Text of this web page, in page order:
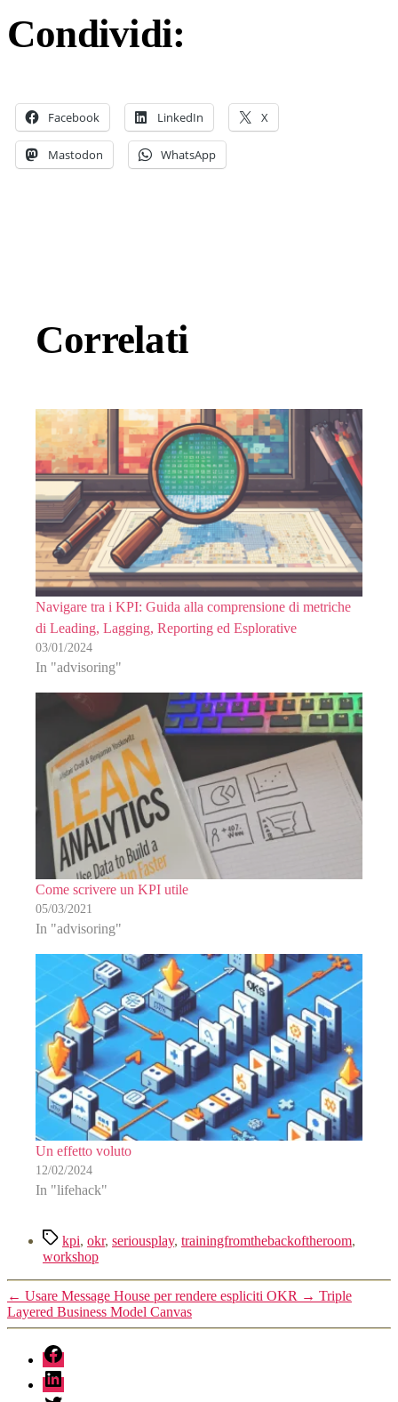
Condividi:
Facebook LinkedIn X
Mastodon WhatsApp
Correlati
Navigare tra i KPI: Guida alla comprensione di metriche
di Leading, Lagging, Reporting ed Esplorative
03/01/2024
In "advisoring"
Come scrivere un KPI utile
05/03/2021
In "advisoring"
Un effetto voluto
12/02/2024
In "lifehack"
Tagkpi, okr, seriousplay, trainingfromthebackoftheroom,
workshop
← Usare Message House per rendere espliciti OKR → Triple
Layered Business Model Canvas
fb
linkedin